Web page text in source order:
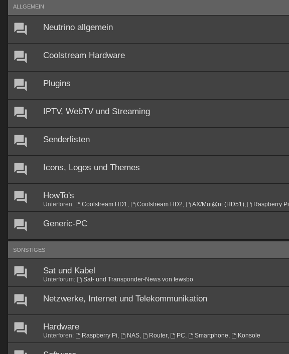
ALLGEMEIN
Neutrino allgemein
Coolstream Hardware
Plugins
IPTV, WebTV und Streaming
Senderlisten
Icons, Logos und Themes
HowTo's
Unterforen: Coolstream HD1, Coolstream HD2, AX/Mut@nt (HD51), Raspberry Pi
Generic-PC
SONSTIGES
Sat und Kabel
Unterforum: Sat- und Transponder-News von tewsbo
Netzwerke, Internet und Telekommunikation
Hardware
Unterforen: Raspberry Pi, NAS, Router, PC, Smartphone, Konsole